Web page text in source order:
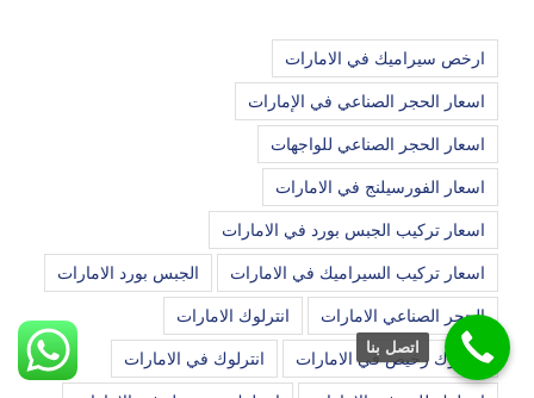
ارخص سيراميك في الامارات
اسعار الحجر الصناعي في الإمارات
اسعار الحجر الصناعي للواجهات
اسعار الفورسيلنج في الامارات
اسعار تركيب الجبس بورد في الامارات
اسعار تركيب السيراميك في الامارات الجبس بورد الامارات
الحجر الصناعي الامارات انترلوك الامارات
انترلوك رخيص في الامارات انترلوك في الامارات
اتصل بنا